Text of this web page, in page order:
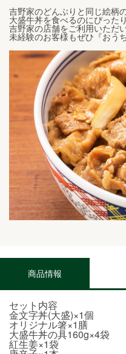
吉野家のどんぶりと同じ絵柄
大盛牛丼を食べるのにぴった
吉野家の店舗をご利用いただ
未経験のお客様もぜひ『おう
商品情報
セット内容
金文字丼(大盛)×1個
オリジナル箸×1膳
大盛牛丼の具160g×4袋
紅生姜×1袋